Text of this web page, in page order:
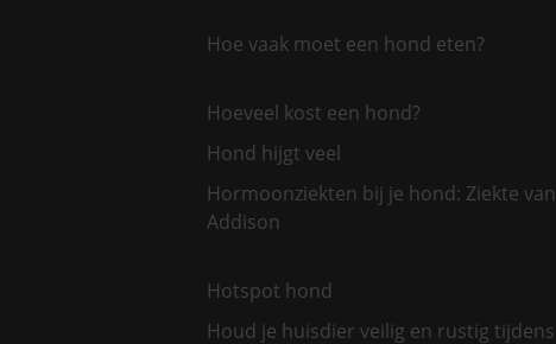
Hoe vaak moet een hond eten?
Hoeveel kost een hond?
Hond hijgt veel
Hormoonziekten bij je hond: Ziekte van
Addison
Hotspot hond
Houd je huisdier veilig en rustig tijdens